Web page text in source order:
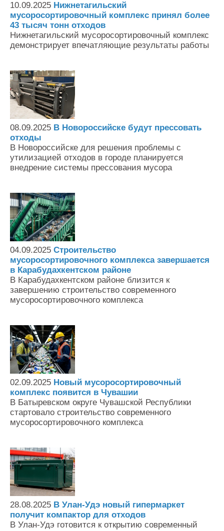
10.09.2025 Нижнетагильский
мусоросортировочный комплекс принял более
43 тысяч тонн отходов
Нижнетагильский мусоросортировочный комплекс
демонстрирует впечатляющие результаты работы
08.09.2025 В Новороссийске будут прессовать
отходы
В Новороссийске для решения проблемы с
утилизацией отходов в городе планируется
внедрение системы прессования мусора
04.09.2025 Строительство
мусоросортировочного комплекса завершается
в Карабудахкентском районе
В Карабудахкентском районе близится к
завершению строительство современного
мусоросортировочного комплекса
02.09.2025 Новый мусоросортировочный
комплекс появится в Чувашии
В Батыревском округе Чувашской Республики
стартовало строительство современного
мусоросортировочного комплекса
28.08.2025 В Улан-Удэ новый гипермаркет
получит компактор для отходов
В Улан-Удэ готовится к открытию современный